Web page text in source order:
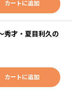
カートに追加
秀才・夏目利久の
カートに追加